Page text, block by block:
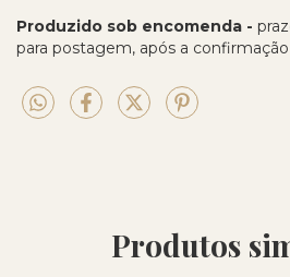
Produzido sob encomenda -
para postagem, após a
Produtos